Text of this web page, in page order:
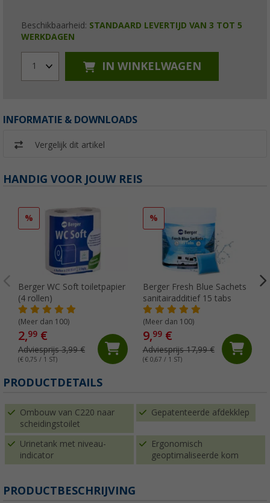
Beschikbaarheid: STANDAARD LEVERTIJD VAN 3 TOT 5
WERKDAGEN
1 IN WINKELWAGEN
INFORMATIE & DOWNLOADS
Vergelijk dit artikel
HANDIG VOOR JOUW REIS
%
Berger WC Soft toiletpapier
(4 rollen)
(Meer dan 100)
2,99 €
Adviesprijs 3,99 €
(€ 0,75 / 1 ST)
%
Berger Fresh Blue Sachets
sanitairadditief 15 tabs
(Meer dan 100)
9,99€
Adviesprijs 17,99 €
(€ 0,67 / 1 ST)
PRODUCTDETAILS
Ombouw van C220 naar
scheidingstoilet
Gepatenteerde afdekklep
Urinetank met niveau-
indicator
Ergonomisch
geoptimaliseerde kom
PRODUCTBESCHRIJVING